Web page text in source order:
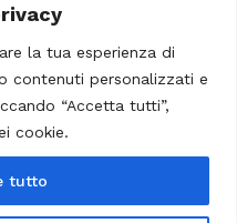
la tua esperienza di
contenuti personalizzati e
“Accetta tutti”,
cookie.
tutto
Rights Reserved